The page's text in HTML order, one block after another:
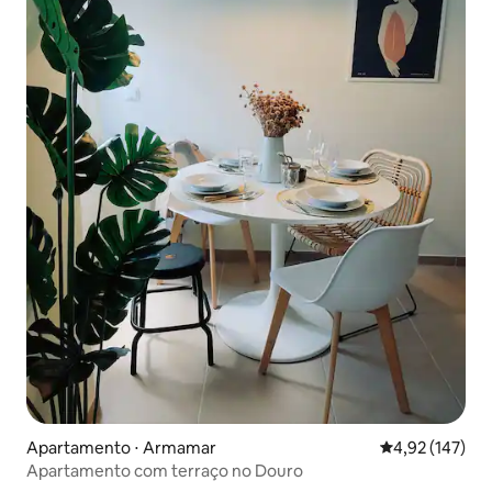
Apartamento ⋅ Armamar 4,92 de uma
4,92 (147)
Apartamento com terraço no Douro